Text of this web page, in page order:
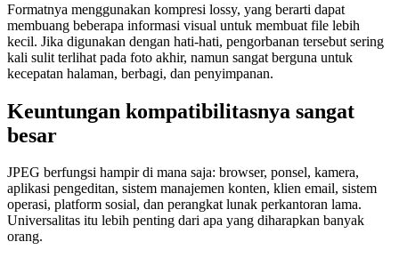
Formatnya menggunakan kompresi lossy, yang berarti dapat
membuang beberapa informasi visual untuk membuat file lebih
kecil. Jika digunakan dengan hati-hati, pengorbanan tersebut sering
kali sulit terlihat pada foto akhir, namun sangat berguna untuk
kecepatan halaman, berbagi, dan penyimpanan.
Keuntungan kompatibilitasnya sangat
besar
JPEG berfungsi hampir di mana saja: browser, ponsel, kamera,
aplikasi pengeditan, sistem manajemen konten, klien email, sistem
operasi, platform sosial, dan perangkat lunak perkantoran lama.
Universalitas itu lebih penting dari apa yang diharapkan banyak
orang.